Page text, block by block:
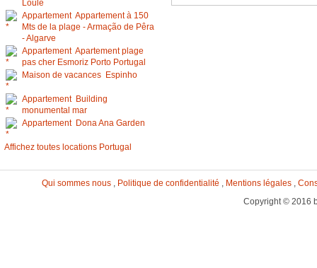
Loulé
Appartement Appartement à 150
Mts de la plage - Armação de Pêra
- Algarve
Appartement Apartement plage
pas cher Esmoriz Porto Portugal
Maison de vacances Espinho
Appartement Building
monumental mar
Appartement Dona Ana Garden
Affichez toutes locations Portugal
Qui sommes nous, Politique de confidentialité , Mentions légales,
Copyright © 2016